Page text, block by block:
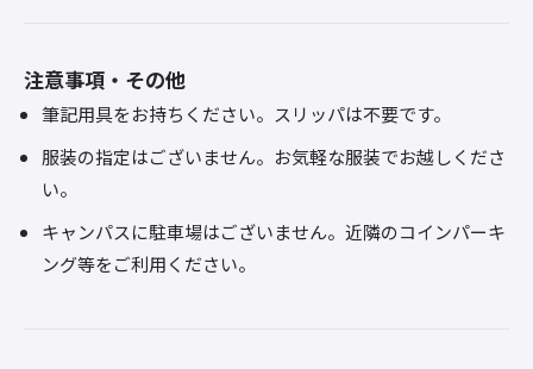
注意事項・その他
筆記用具をお持ちください。スリッパは不要です。
服装の指定はございません。お気軽な服装でお越しくださ
い。
キャンパスに駐車場はございません。近隣のコインパーキ
ング等をご利用ください。